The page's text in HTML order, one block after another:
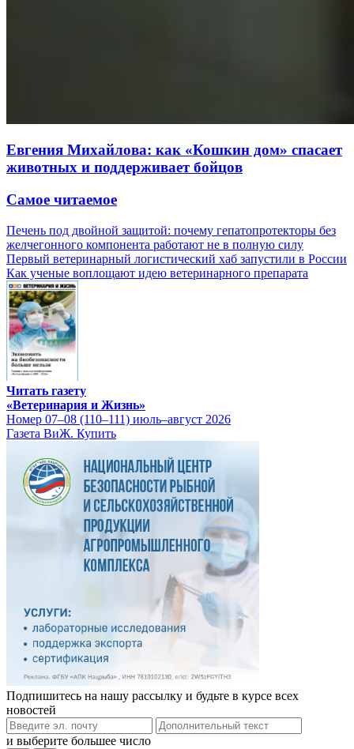
Евгения Михайлова: как «Кошкин дом» спасает
животных и поддерживает бойцов
Самое читаемое
Печень под двойной защитой: почему гепатопротекторы без
желчегонного компонента работают не в полную силу
Первый ветеринарный логистический хаб запустили в России
Как ученые воплощают идею ветеринарного препарата
Читать газету
«Ветеринария и Жизнь»
Номер 07–08 (110–111) июль–август 2026
Газета ВиЖ. Купить
Подпишитесь на нашу рассылку и будьте в курсе всех
новостей
и выберите большее число